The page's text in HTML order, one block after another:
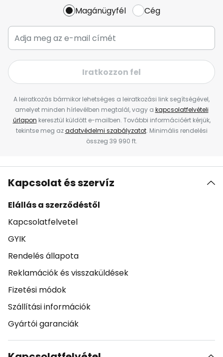
Magánügyfél Cég
Iratkozzon fel
A leiratkozás bármikor lehetséges a leiratkozási link segítségével,
amelyet minden hírlevélben megtalál, vagy a kapcsolatfelvételi
űrlapon keresztül küldött e-mailben. További információért kérjük,
tekintse meg azadatvédelmi szabályzatot. Minimális rendelési
összeg 39 990 ft.
Kapcsolat és szervíz
Elállás a szerződéstől
Kapcsolatfelvetel
GYIK
Rendelés állapota
Reklamációk és visszaküldések
Fizetési módok
Szállítási információk
Gyártói garanciák